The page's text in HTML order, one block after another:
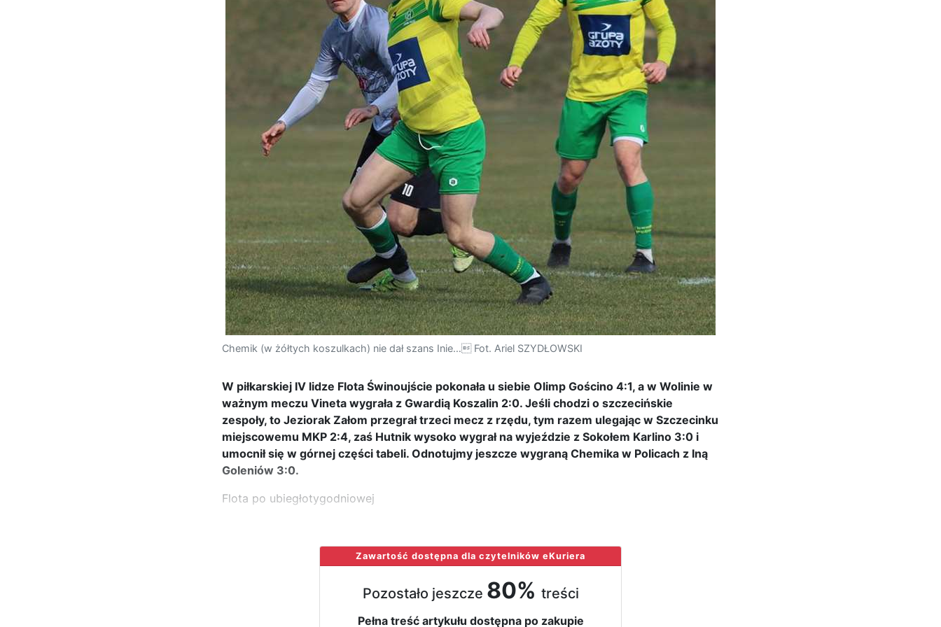
Chemik (w żółtych koszulkach) nie dał szans Inie… Fot. Ariel SZYDŁOWSKI
W piłkarskiej IV lidze Flota Świnoujście pokonała u siebie Olimp Gościno 4:1, a w Wolinie w
ważnym meczu Vineta wygrała z Gwardią Koszalin 2:0. Jeśli chodzi o szczecińskie
zespoły, to Jeziorak Załom przegrał trzeci mecz z rzędu, tym razem ulegając w Szczecinku
miejscowemu MKP 2:4, zaś Hutnik wysoko wygrał na wyjeździe z Sokołem Karlino 3:0 i
umocnił się w górnej części tabeli. Odnotujmy jeszcze wygraną Chemika w Policach z Iną
Goleniów 3:0.
Flota po ubiegłotygodniowej
Zawartość dostępna dla czytelników eKuriera
Pozostało jeszcze 80% treści
Pełna treść artykułu dostępna po zakupie